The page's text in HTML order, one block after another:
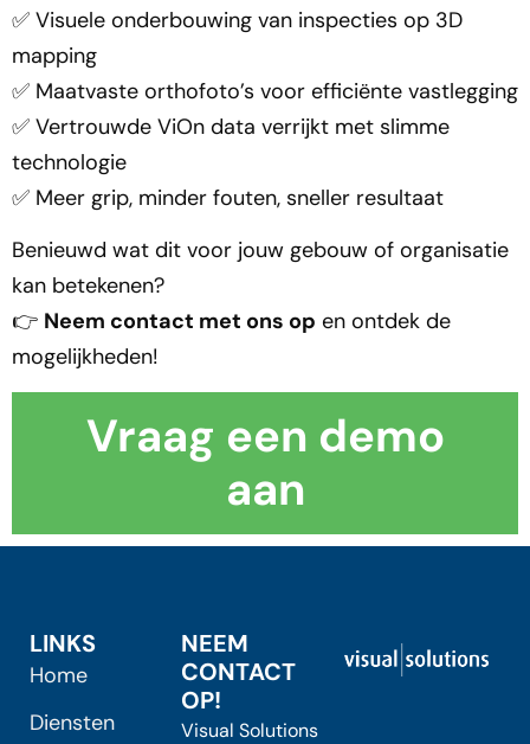
✅ Visuele onderbouwing van inspecties op 3D
mapping
✅ Maatvaste orthofoto’s voor efficiënte vastlegging
✅ Vertrouwde ViOn data verrijkt met slimme
technologie
✅ Meer grip, minder fouten, sneller resultaat
Benieuwd wat dit voor jouw gebouw of organisatie
kan betekenen?
👉 Neem contact met ons op en ontdek de
mogelijkheden!
Vraag een demo
aan
LINKS
Home
Diensten
NEEM
CONTACT
OP!
Visual Solutions